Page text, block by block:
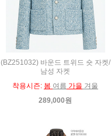
(BZ251032) 바운드 트위드 숏 자켓/
남성 자켓
착용시즌: 봄 여름 가을 겨울
289,000원